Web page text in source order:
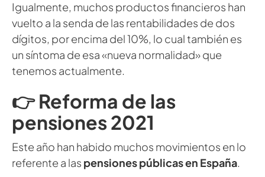
Igualmente, muchos productos financieros han
vuelto a la senda de las rentabilidades de dos
dígitos, por encima del 10%, lo cual también es
un síntoma de esa «nueva normalidad» que
tenemos actualmente.
👉 Reforma de las
pensiones 2021
Este año han habido muchos movimientos en lo
referente a las pensiones públicas en España.